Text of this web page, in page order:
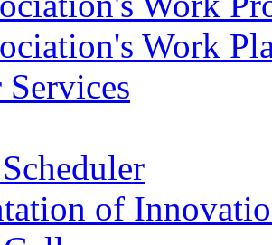
Work
Services
of